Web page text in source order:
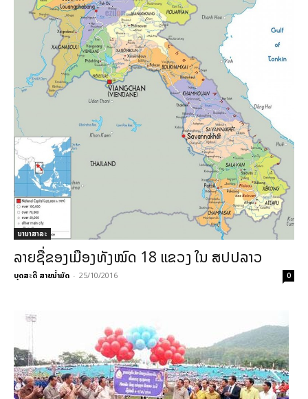
ນານາສາລະ
ລາຍຊື່ຂອງເມືອງທັງໝົດ 18 ແຂວງ ໃນ ສປປລາວ
ບຸດສະດີ ສາຍນ້ຳມັດ - 25/10/2016 0